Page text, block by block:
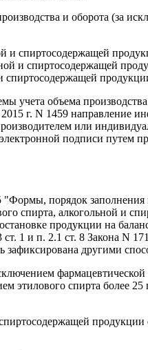
и оборота (за
и спиртосодержащей
и спиртосодержащей
и спиртосодержащей
объема
г. N 1459 направление
или
подписи путем
порядок заполнения
спирта, алкогольной и
продукции на
1 и п. 2.1 ст. 8 Закона N
зафиксирована другими
фармацевтической
спирта более 25
продукции